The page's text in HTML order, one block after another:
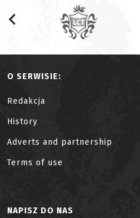
O SERWISIE:
Redakcja
History
Adverts and partnership
Terms of use
NAPISZ DO NAS